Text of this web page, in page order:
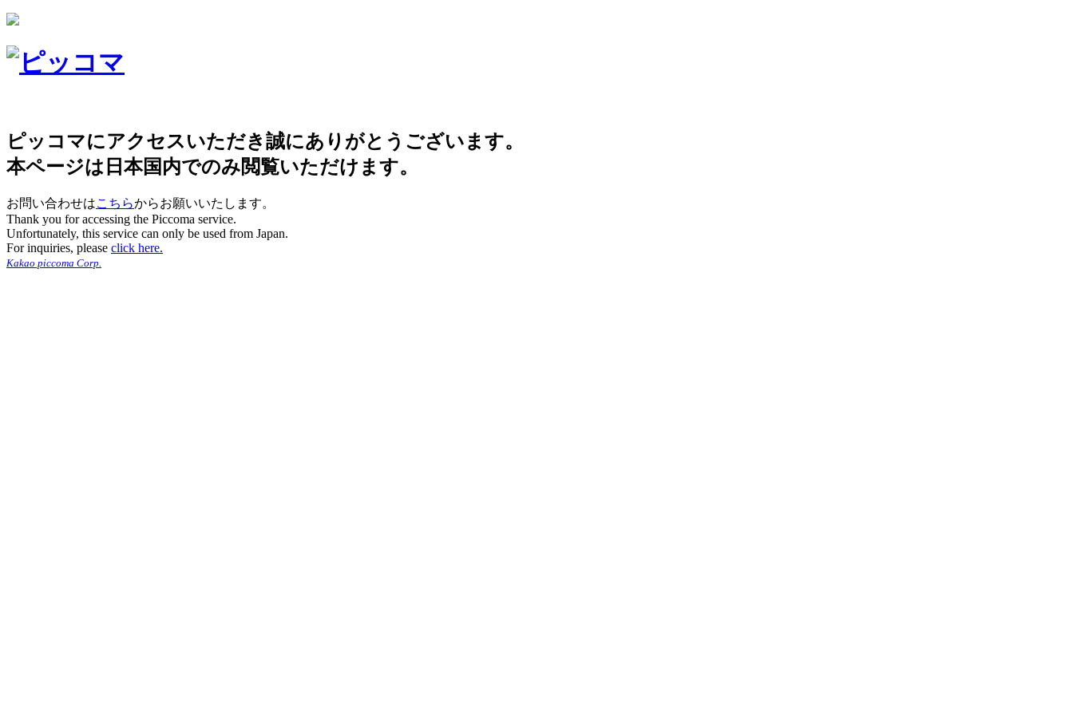
ピッコマにアクセスいただき誠にありがとうございます。
本ページは日本国内でのみ閲覧いただけます。
お問い合わせはこちらからお願いいたします。
Thank you for accessing the Piccoma service.
Unfortunately, this service can only be used from Japan.
For inquiries, please click here.
Kakao piccoma Corp.